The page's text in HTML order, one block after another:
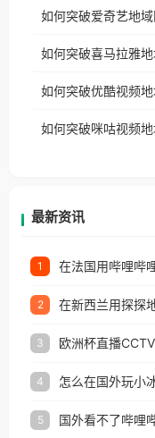
台湾、
权限制
播放”的提示语。 海外
制问题，
户收听
如何突破爱奇艺地
如何突破喜马拉雅
如何突破优酷视频
如何突破咪咕视频
最新资讯
1
2
3
4 怎么在国外玩小
5